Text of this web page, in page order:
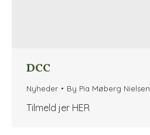
DCC
Nyheder By Pia Møberg Nielsen
Tilmeld jer HER